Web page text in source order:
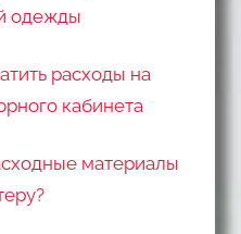
одежды
расходы на
кабинета
материалы